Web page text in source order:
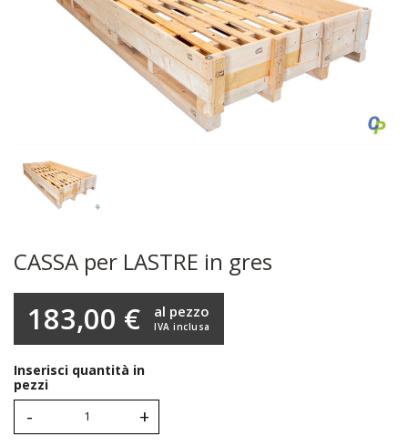
CASSA per LASTRE in gres
183,00 € IVA inclusa
al pezzo
Inserisci quantità in
pezzi
- +